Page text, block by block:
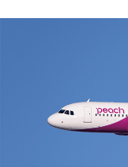
11:12
國際｜特朗